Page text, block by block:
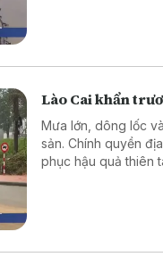
Lào Cai khẩn
Mưa lớn, dông lốc
sản. Chính quyền
phục hậu quả thiên